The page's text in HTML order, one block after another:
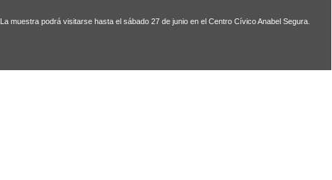
La muestra podrá visitarse hasta el sábado 27 de junio en el Centro Cívico Anabel Segura.